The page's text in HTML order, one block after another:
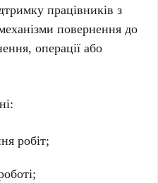
працівників з
повернення до
операції або
робіт;